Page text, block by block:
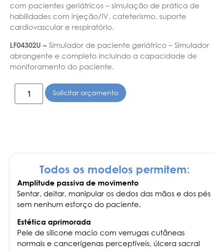
com pacientes geriátricos – simulação de prática de
habilidades com injeção/IV, cateterismo, suporte
cardiovascular e respiratório.
LF04302U – Simulador de paciente geriátrico – Simulador
abrangente e completo incluindo a capacidade de
monitoramento do paciente.
Solicitar orçamento
Todos os modelos permitem:
Amplitude passiva de movimento
Sentar, deitar, manipular os dedos das mãos e dos pés
sem nenhum esforço do paciente.
Estética aprimorada
Pele de silicone macio com verrugas cutâneas
normais e cancerígenas perceptíveis, úlcera sacral